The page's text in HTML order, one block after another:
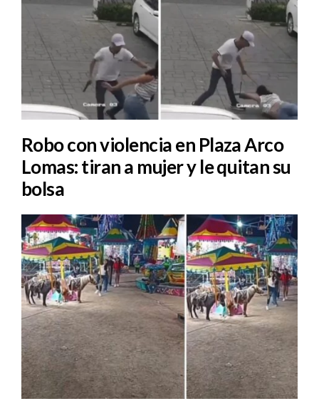
Robo con violencia en Plaza Arco
Lomas: tiran a mujer y le quitan su
bolsa